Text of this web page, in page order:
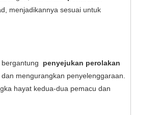
menjadikannya sesuai untuk
bergantung penyejukan perolakan
mengurangkan penyelenggaraan.
hayat kedua-dua pemacu dan